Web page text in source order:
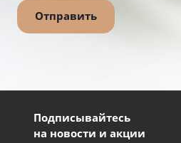
Подписывайтесь
на новости и акции